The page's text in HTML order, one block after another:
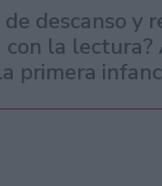
descanso y
la lectura?
primera